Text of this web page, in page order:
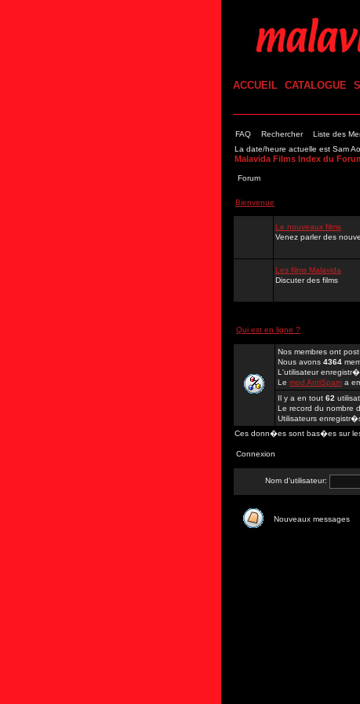
ACCUEIL CATALOGUE
FAQ Rechercher Liste des
La date/heure actuelle est Sam
Malavida Films Index du
Forum
Bienvenue
Le nouveaux films
Venez parler des
Les films Malavida
Discuter des films
Qui est en ligne ?
Nos membres ont
Nous avons 4364
L'utilisateur
Le mod AntiSpam a
Il y a en tout 62
Le record du nombre
Utilisateurs
Ces donn�es sont bas�es sur
Connexion
Nom d'utilisateur:
Nouveaux messages